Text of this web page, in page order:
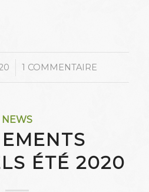
1 COMMENTAIRE
NEWS
ÉTÉ 2020